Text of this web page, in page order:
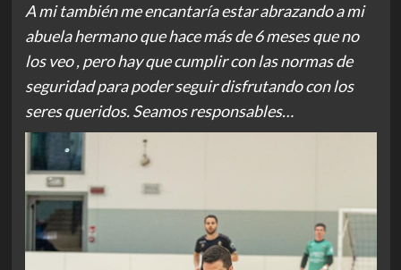
A mi también me encantaría estar abrazando a mi
abuela hermano que hace más de 6 meses que no
los veo , pero hay que cumplir con las normas de
seguridad para poder seguir disfrutando con los
seres queridos. Seamos responsables…